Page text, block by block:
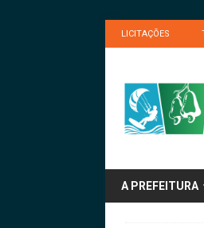
LICITAÇÕES
A PREFEITURA